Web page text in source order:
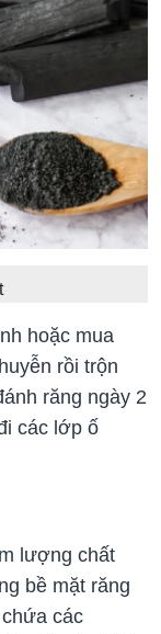
hoặc mua
rồi trộn
răng ngày 2
các lớp ố
lượng chất
bề mặt răng
các